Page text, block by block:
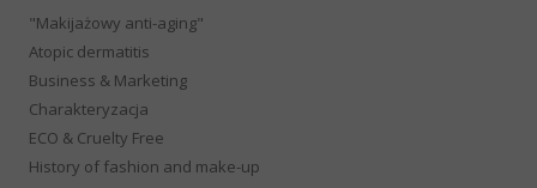
"Makijażowy anti-aging"
Atopic dermatitis
Business & Marketing
Charakteryzacja
ECO & Cruelty Free
History of fashion and make-up